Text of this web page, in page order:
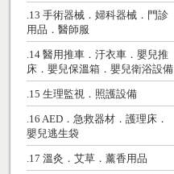
.13 手術器械．婦科器械．門診
用品．醫師服
.14 醫用推車．汙衣車．嬰兒推
床．嬰兒保溫箱．嬰兒衛浴設備
.15 生理監視．照護設備
.16 AED．急救器材．護理床．
嬰兒逃生袋
.17 溫灸．艾草．薰香用品